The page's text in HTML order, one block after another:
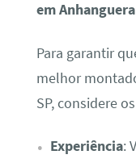
em
Para garantir
melhor
SP, considere
Experiência: